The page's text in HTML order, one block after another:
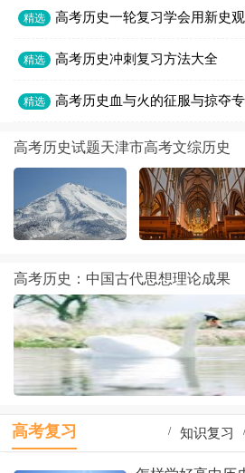
精选 高考历史一轮复习学会用新史
精选 高考历史冲刺复习方法大全
精选 高考历史血与火的征服与掠夺
高考历史试题天津市高考文综历史
高考历史：中国古代思想理论成果
高考复习 /
知识复习
/
/
一轮复习
/